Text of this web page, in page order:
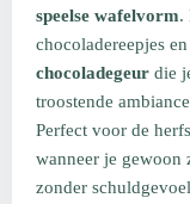
speelse wafelvorm.
chocoladereepjes
chocoladegeur die
troostende
Perfect voor de
wanneer je gewoon
zonder